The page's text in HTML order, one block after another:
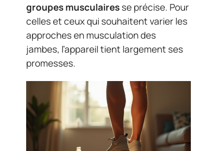
groupes musculairesse précise. Pour
celles et ceux qui souhaitent varier les
approches en musculation des
jambes, l’appareil tient largement ses
promesses.